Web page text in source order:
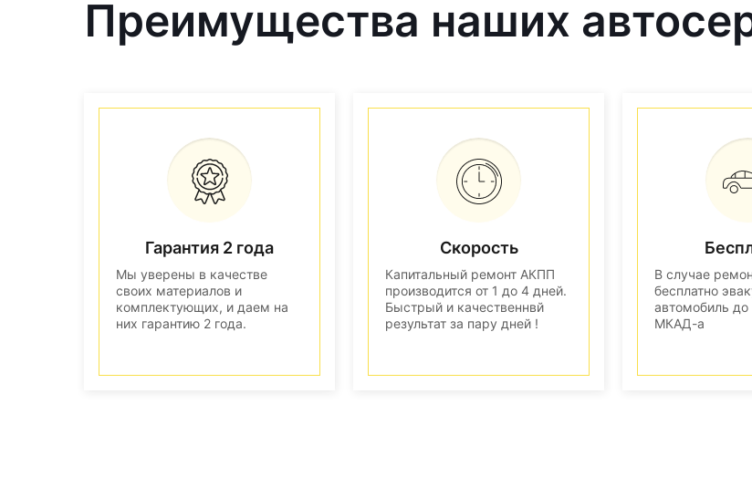
Преимущества наших
Гарантия 2 года
Мы уверены в качестве
своих материалов и
комплектующих, и даем на
них гарантию 2 года.
Скорость
Капитальный ремонт АКПП
производится от 1 до 4 дней.
Быстрый и качественнвй
результат за пару дней !
В случае
бесплатно
автомобиль
МКАД-а